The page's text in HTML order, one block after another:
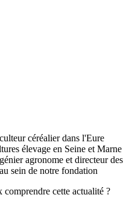
céréalier dans l'Eure
élevage en Seine et Marne
agronome et directeur des
sein de notre fondation
cette actualité ?